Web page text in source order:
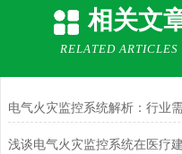
相关文
RELATED ARTICLES